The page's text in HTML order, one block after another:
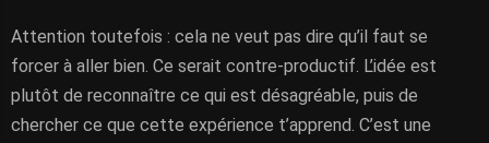
Attention toutefois : cela ne veut pas dire qu’il faut se
forcer à aller bien. Ce serait contre-productif. L’idée est
plutôt de reconnaître ce qui est désagréable, puis de
chercher ce que cette expérience t’apprend. C’est une